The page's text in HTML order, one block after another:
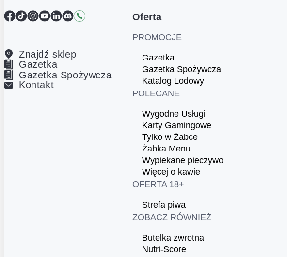
Facebook
TikTokInstagram
YouTube
LinkedIn
DiscordKontakt
Znajdź sklep
Gazetka
Gazetka Spożywcza
Kontakt
Oferta
PROMOCJE
Gazetka
Gazetka Spożywcza
Katalog Lodowy
POLECANE
Wygodne Usługi
Karty Gamingowe
Tylko w Żabce
Żabka Menu
Wypiekane pieczywo
Więcej o kawie
OFERTA 18+
Strefa piwa
ZOBACZ RÓWNIEŻ
Butelka zwrotna
Nutri-Score